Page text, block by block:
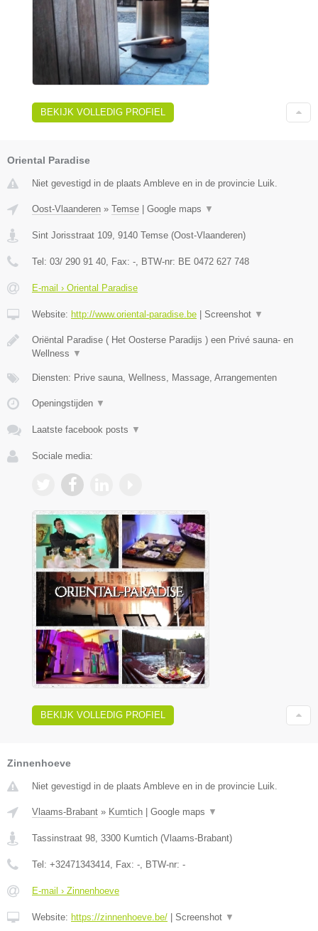
BEKIJK VOLLEDIG PROFIEL
Oriental Paradise
Niet gevestigd in de plaats Ambleve en in de provincie Luik.
Oost-Vlaanderen » Temse Google maps ▼
Sint Jorisstraat 109, 9140 Temse (Oost-Vlaanderen)
Tel: 03/ 290 91 40, Fax: -, BTW-nr: BE 0472 627 748
E-mail › Oriental Paradise
Website: http://www.oriental-paradise.be Screenshot ▼
Oriëntal Paradise ( Het Oosterse Paradijs ) een Privé sauna- en
Wellness ▼
Diensten: Prive sauna, Wellness, Massage, Arrangementen
Openingstijden ▼
Laatste facebook posts ▼
Sociale media:
BEKIJK VOLLEDIG PROFIEL
Zinnenhoeve
Niet gevestigd in de plaats Ambleve en in de provincie Luik.
Vlaams-Brabant » Kumtich Google maps ▼
Tassinstraat 98, 3300 Kumtich (Vlaams-Brabant)
Tel: +32471343414, Fax: -, BTW-nr: -
E-mail › Zinnenhoeve
Website: https://zinnenhoeve.be/ Screenshot ▼